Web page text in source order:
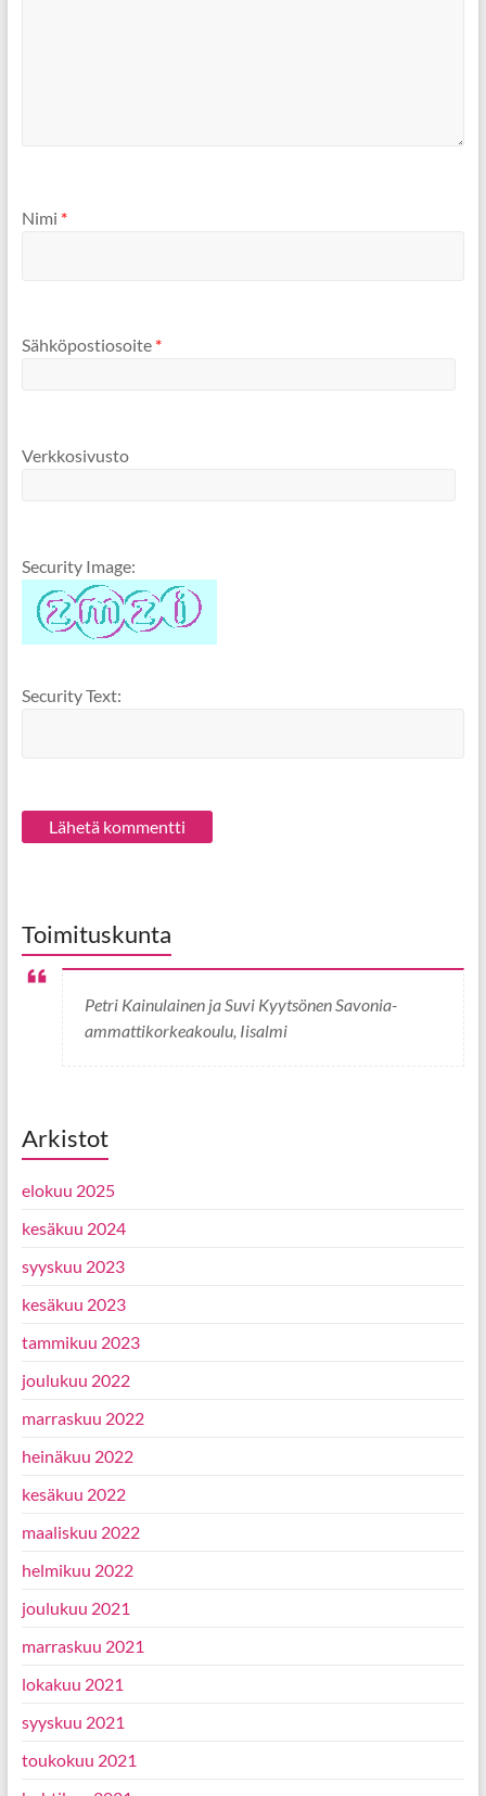
Nimi *
Sähköpostiosoite *
Verkkosivusto
Security Image:
Security Text:
Toimituskunta
Petri Kainulainen ja Suvi Kyytsönen Savonia-
ammattikorkeakoulu, Iisalmi
Arkistot
elokuu 2025
kesäkuu 2024
syyskuu 2023
kesäkuu 2023
tammikuu 2023
joulukuu 2022
marraskuu 2022
heinäkuu 2022
kesäkuu 2022
maaliskuu 2022
helmikuu 2022
joulukuu 2021
marraskuu 2021
lokakuu 2021
syyskuu 2021
toukokuu 2021